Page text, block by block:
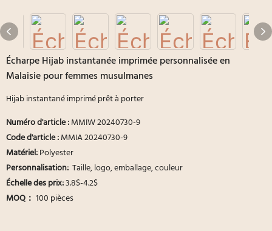
Écharpe Hijab instantanée imprimée personnalisée en
Malaisie pour femmes musulmanes
Hijab instantané imprimé prêt à porter
Numéro d'article :MMIW 20240730-9
Code d'article :MMIA 20240730-9
Matériel:Polyester
Personnalisation: Taille, logo, emballage, couleur
Échelle des prix:3.8$-4.2$
MOQ： 100 pièces